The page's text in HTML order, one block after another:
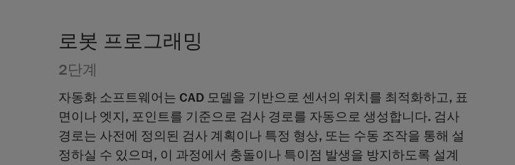
로봇 프로그래밍
2단계
자동화 소프트웨어는 CAD 모델을 기반으로 센서의 위치를 최적화하고, 표
면이나 엣지, 포인트를 기준으로 검사 경로를 자동으로 생성합니다. 검사
경로는 사전에 정의된 검사 계획이나 특정 형상, 또는 수동 조작을 통해 설
정하실 수 있으며, 이 과정에서 충돌이나 특이점 발생을 방지하도록 설계